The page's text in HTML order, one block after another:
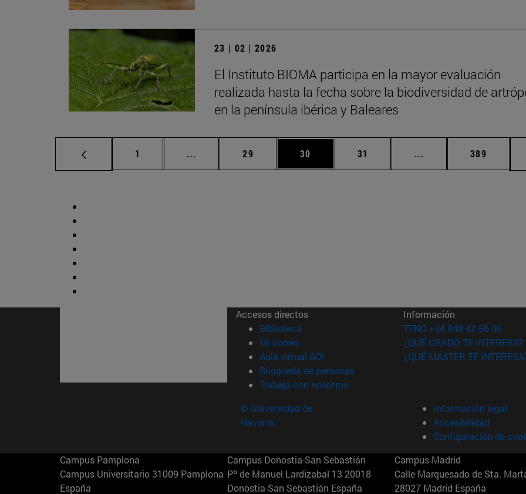
23 | 02 | 2026
El Instituto BIOMA participa en la mayor evaluación
realizada hasta la fecha sobre la biodiversidad de
en la península ibérica y Baleares
Página
1 ... Páginas intermedias Use TAB para desplazarse.
Página
29 Página
30 Página
31 ... Páginas intermedias
Página
389
Accesos directos
Biblioteca (abre en nueva ventana)
Mi correo(abre en nueva ventana)
Aula virtual ADI (abre en nueva ventana)
Búsqueda de personas(abre en nueva ventana)
Trabaja con nosotros(abre en nueva ventana)
Información
TFNO +34 948 42 56 00
¿QUÉ GRADO TE INTERESA?
¿QUÉ MÁSTER TE
© Universidad de
Navarra
Información legal
Accesibilidad
Configuración de
Campus Pamplona
Campus Universitario 31009 Pamplona
España
Campus Donostia-San Sebastián
Pº de Manuel Lardizabal 13 20018
Donostia-San Sebastián España
Campus Madrid
Calle Marquesado de Sta.
28027 Madrid España